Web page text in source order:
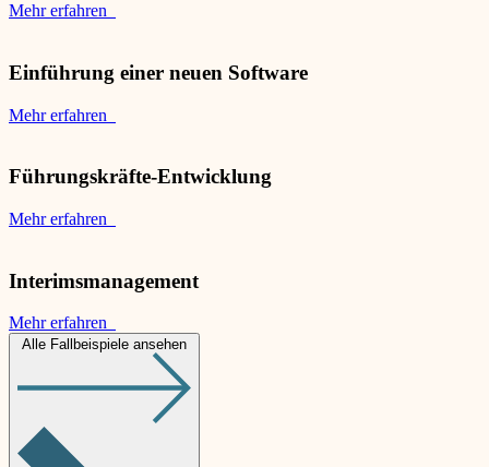
Mehr erfahren
Einführung einer neuen Software
Mehr erfahren
Führungskräfte-Entwicklung
Mehr erfahren
Interimsmanagement
Mehr erfahren
Alle Fallbeispiele ansehen